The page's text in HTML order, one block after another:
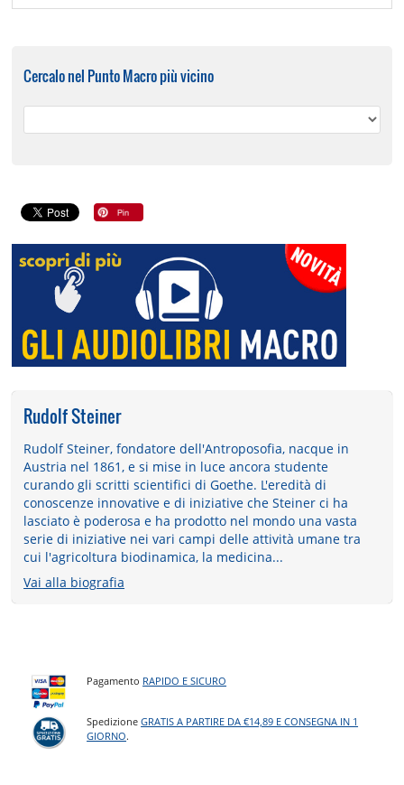
Cercalo nel Punto Macro più vicino
Rudolf Steiner
Rudolf Steiner, fondatore dell'Antroposofia, nacque in
Austria nel 1861, e si mise in luce ancora studente
curando gli scritti scientifici di Goethe. L'eredità di
conoscenze innovative e di iniziative che Steiner ci ha
lasciato è poderosa e ha prodotto nel mondo una vasta
serie di iniziative nei vari campi delle attività umane tra
cui l'agricoltura biodinamica, la medicina...
Vai alla biografia
Pagamento RAPIDO E SICURO
SpedizioneGRATIS A PARTIRE DA €14,89 E CONSEGNA IN 1
GIORNO.